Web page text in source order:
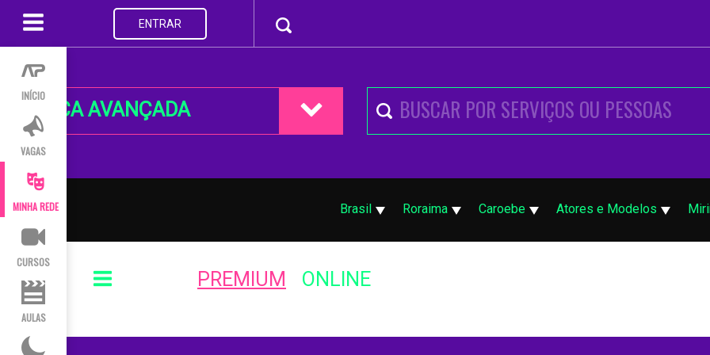
INÍCIO
VAGAS
MINHA REDE
CURSOS
AULAS
ENTRAR
BUSCA AVANÇADA
Brasil Roraima Caroebe Atores e Modelos
PREMIUM ONLINE